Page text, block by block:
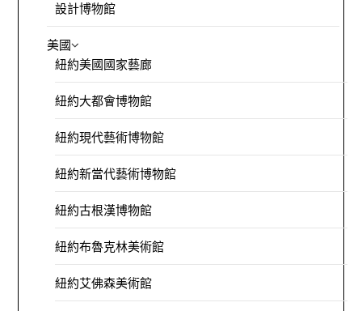
設計博物館
美國
紐約美國國家藝廊
紐約大都會博物館
紐約現代藝術博物館
紐約新當代藝術博物館
紐約古根漢博物館
紐約布魯克林美術館
紐約艾佛森美術館